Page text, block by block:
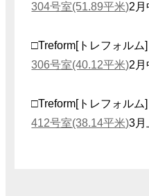
304号室(51.89平米)2月
□Treform[トレフォル
306号室(40.12平米)2月
□Treform[トレフォル
412号室(38.14平米)3月